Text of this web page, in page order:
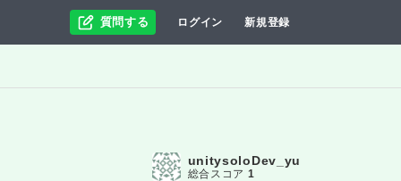
質問する ログイン 新規登録
unitysoloDev_yu
総合スコア 1